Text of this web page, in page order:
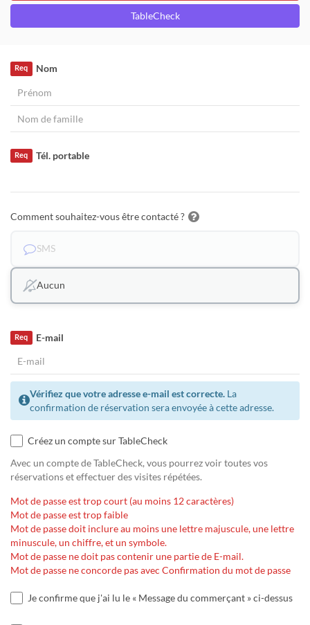
TableCheck
Nom
Req
Tél. portable
Req
Comment souhaitez-vous être contacté ?
SMS
Aucun
E-mail
Req
Vérifiez que votre adresse e-mail est correcte. La
confirmation de réservation sera envoyée à cette adresse.
Créez un compte sur TableCheck
Avec un compte de TableCheck, vous pourrez voir toutes vos
réservations et effectuer des visites répétées.
Mot de passe est trop court (au moins 12 caractères)
Mot de passe est trop faible
Mot de passe doit inclure au moins une lettre majuscule, une lettre
minuscule, un chiffre, et un symbole.
Mot de passe ne doit pas contenir une partie de E-mail.
Mot de passe ne concorde pas avec Confirmation du mot de passe
Je confirme que j'ai lu le « Message du commerçant » ci-dessus